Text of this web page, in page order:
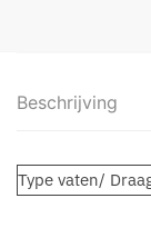
Beschrijving
Type vaten/